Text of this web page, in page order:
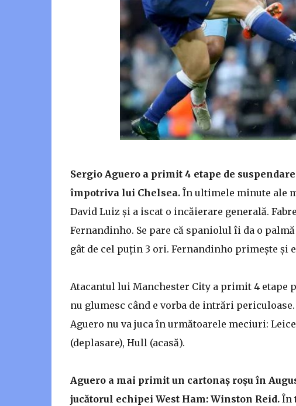
Sergio Aguero a primit 4 etape de
împotriva lui Chelsea.În ultimele minute ale
David Luiz și a iscat o incăierare generală.
Fernandinho. Se pare că spaniolul îi da o
gât de cel puțin 3 ori. Fernandinho primește și
Atacantul lui Manchester City a primit 4 etape
nu glumesc când e vorba de intrări periculoase.
Aguero nu va juca în următoarele meciuri:
(deplasare), Hull (acasă).
Aguero a mai primit un cartonaș roșu în
jucătorul echipei West Ham: Winston Reid.În